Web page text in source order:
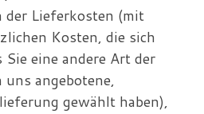
der Lieferkosten (mit
Kosten, die sich
Sie eine andere Art der
angebotene,
gewählt haben),